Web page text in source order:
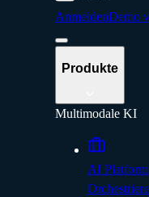
AnmeldenDemo
Produkte
Multimodale KI
AI Platform